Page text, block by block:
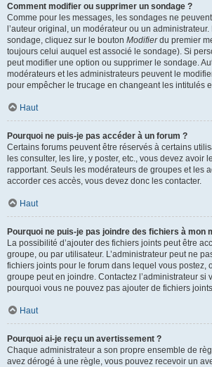
Comment modifier ou supprimer un sondage ?
Comme pour les messages, les sondages ne
l’auteur original, un modérateur ou un
sondage, cliquez sur le bouton Modifierdu premier
toujours celui auquel est associé le sondage). Si
peut modifier une option ou supprimer le sondage.
modérateurs et les administrateurs peuvent le
pour empêcher le trucage en changeant les intitulés
Haut
Pourquoi ne puis-je pas accéder à un forum ?
Certains forums peuvent être réservés à certains
les consulter, les lire, y poster, etc., vous devez avoir
rapportant. Seuls les modérateurs de groupes et les
accorder ces accès, vous devez donc les contacter.
Haut
Pourquoi ne puis-je pas joindre des fichiers à mon
La possibilité d’ajouter des fichiers joints peut être
groupe, ou par utilisateur. L’administrateur peut ne
fichiers joints pour le forum dans lequel vous postez,
groupe peut en joindre. Contactez l’administrateur si
pourquoi vous ne pouvez pas ajouter de fichiers
Haut
Pourquoi ai-je reçu un avertissement ?
Chaque administrateur a son propre ensemble de
avez dérogé à une règle, vous pouvez recevoir un